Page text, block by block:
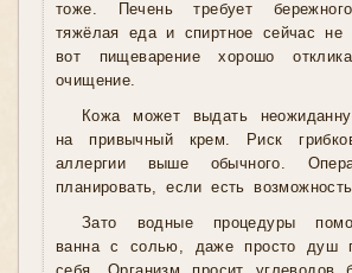
тоже. Печень требует
тяжёлая еда и спиртное сейчас
вот пищеварение хорошо
очищение.
Кожа может выдать
на привычный крем. Риск
аллергии выше обычного.
планировать, если есть
Зато водные процедуры
ванна с солью, даже просто душ